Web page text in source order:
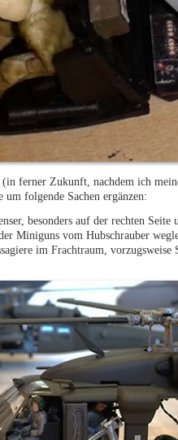
ferner Zukunft, nachdem ich
folgende Sachen ergänzen:
besonders auf der rechten Seite
Miniguns vom Hubschrauber
im Frachtraum,